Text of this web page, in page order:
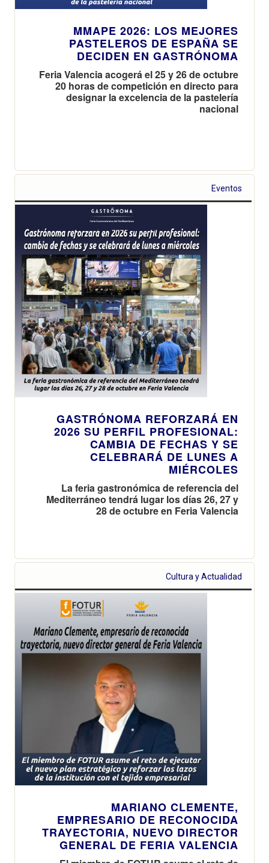
MMAPE 2026: LOS MEJORES
PASTELEROS DE ESPAÑA SE
DECIDEN EN GASTRÓNOMA
Feria Valencia acogerá el 25 y 26 de octubre
20 horas de competición en directo para
designar la excelencia de la pastelería
nacional
Eventos
GASTRÓNOMA REFORZARÁ EN
2026 SU PERFIL PROFESIONAL:
CAMBIA DE FECHAS Y SE
CELEBRARÁ DE LUNES A
MIÉRCOLES
La feria gastronómica de referencia del
Mediterráneo tendrá lugar los días 26, 27 y
28 de octubre en Feria Valencia
Cultura y Actualidad
MARIANO CLEMENTE,
EMPRESARIO DE RECONOCIDA
TRAYECTORIA, NUEVO DIRECTOR
GENERAL DE FERIA VALENCIA